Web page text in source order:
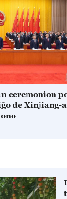
ceremonion
de Xinjiang-a